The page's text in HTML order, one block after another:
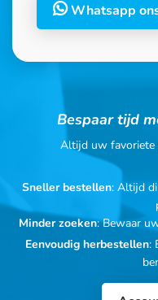
Whatsapp
Bespaar tijd
Altijd uw favoriete
Sneller bestellen: Altijd
Minder zoeken: Bewaar
Eenvoudig herbestellen: